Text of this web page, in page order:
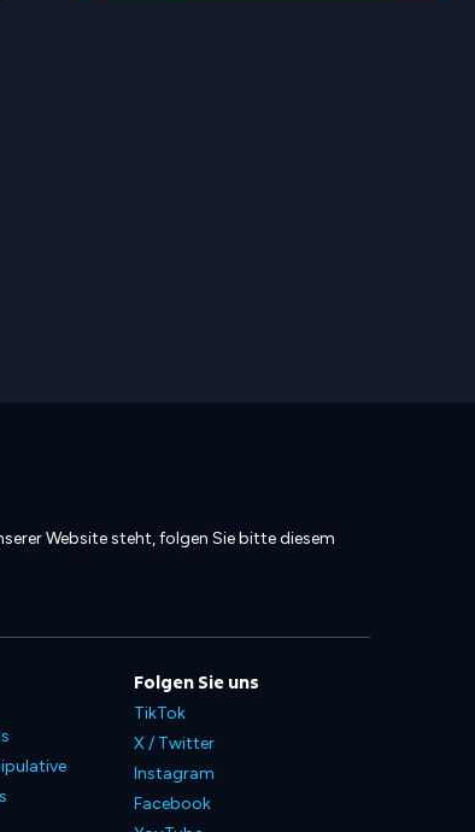
Website steht, folgen Sie bitte diesem
Folgen Sie uns
TikTok
X / Twitter
Instagram
Facebook